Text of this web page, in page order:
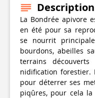
Description
La Bondrée apivore
en été pour sa
se nourrit
bourdons, abeilles
terrains
nidification forestier.
pour déterrer ses
piqûres, pour cela